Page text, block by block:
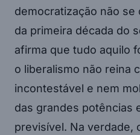
democratização não se
da primeira década do
afirma que tudo aquilo
o liberalismo não reina
incontestável e nem
das grandes potências
previsível. Na verdade,